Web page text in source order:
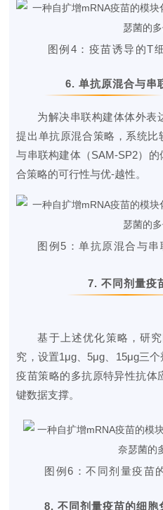
图例4 ：疫苗诱导的T
6.单抗原混合与串
为解决串联构建体体外表
提出单抗原混合策略，系统比
与串联构建体（SAM-SP2）
合策略的可行性与优-越性。
图例5 ：单抗原混合与
7.不同剂量疫
基于上述优化策略，研
究，设置1μg、5μg、15μg三
疫苗策略的多抗原特异性抗体
键数据支撑。
图例6：不同剂量疫苗
8. 不同剂量疫苗的细胞